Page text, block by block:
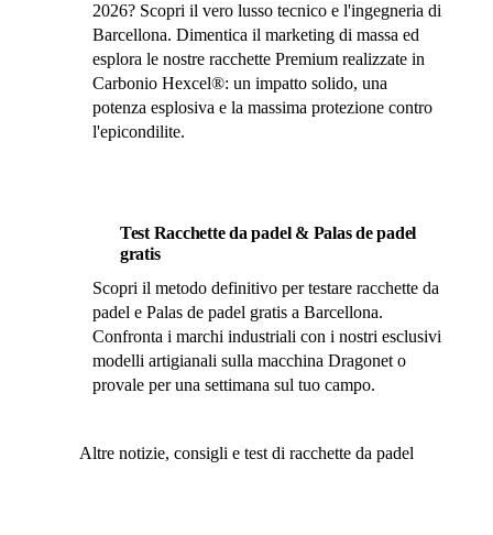
2026? Scopri il vero lusso tecnico e l'ingegneria di
Barcellona. Dimentica il marketing di massa ed
esplora le nostre racchette Premium realizzate in
Carbonio Hexcel®: un impatto solido, una
potenza esplosiva e la massima protezione contro
l'epicondilite.
Test Racchette da padel & Palas de padel
gratis
Scopri il metodo definitivo per testare racchette da
padel e Palas de padel gratis a Barcellona.
Confronta i marchi industriali con i nostri esclusivi
modelli artigianali sulla macchina Dragonet o
provale per una settimana sul tuo campo.
Altre notizie, consigli e test di racchette da padel